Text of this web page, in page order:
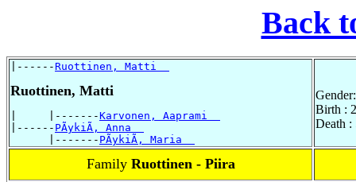
Back
|------Ruottinen, Matti
Ruottinen, Matti
|     |-------Karvonen, Aaprami
|------ PÃykiÃ, Anna
      |-------
PÃykiÃ, Maria
Birth :
Death :
Family Ruottinen - Piira